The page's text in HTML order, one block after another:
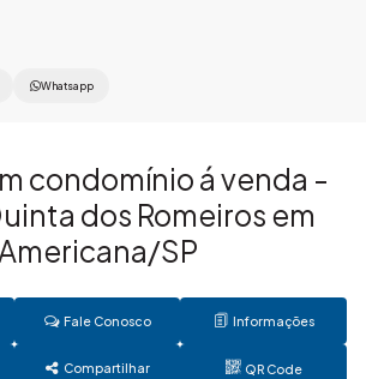
Whatsapp
condomínio á venda -
dos Romeiros em
SP
Fale Conosco Informações
Compartilhar QR Code